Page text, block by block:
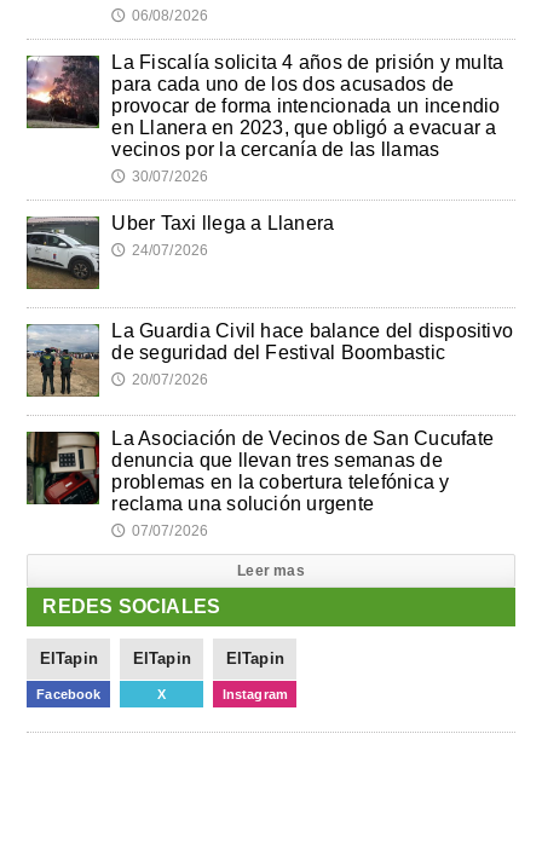
🕔 06/08/2026
La Fiscalía solicita 4 años de prisión y multa
para cada uno de los dos acusados de
provocar de forma intencionada un incendio
en Llanera en 2023, que obligó a evacuar a
vecinos por la cercanía de las llamas
🕔 30/07/2026
Uber Taxi llega a Llanera
🕔 24/07/2026
La Guardia Civil hace balance del dispositivo
de seguridad del Festival Boombastic
🕔 20/07/2026
La Asociación de Vecinos de San Cucufate
denuncia que llevan tres semanas de
problemas en la cobertura telefónica y
reclama una solución urgente
🕔 07/07/2026
Leer mas
REDES SOCIALES
ElTapin
Facebook
ElTapin
X
ElTapin
Instagram